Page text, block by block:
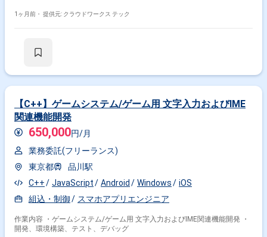
ます。具体的には、ユーザー体験を重視した機能実装、UI/UX改善、アプ
める人物像】 ユーザー体験を大切にし、細部までこだわった実装ができる
力】 国内有数のマッチングアプリの開発に携わり、多くのユーザーに影響
を与える機能開発や改善に取り組むことができます。フロントエンドから
バックエンドとの連携まで一貫して関与できるため、プロダクト全体を俯
瞰した開発経験を積むことができます。プロダクトマネージャーやデザイ
ナーと密に連携しながら開発を進めることで、ビジネス視点やUX観点も養
うことができます。 【開発環境】 ReactおよびReact Nativeを中心とした
フロントエンド技術スタックに加え、Node.jsやAPI連携を前提としたバッ
クエンドとの連携環境にて開発を行っていただきます。 関わるサービス・
1ヶ月前・ 提供元: クラウドワークス テック
【C++】ゲームシステム/ゲーム用 文字入力およびIME
関連機能開発
650,000円/月
業務委託(フリーランス)
東京都
品川駅
C++
JavaScript Android Windows
iOS
組込・制御
スマホアプリエンジニア
作業内容 ・ゲームシステム/ゲーム用 文字入力およびIME関連機能開発 ・
開発、環境構築、テスト、デバッグ